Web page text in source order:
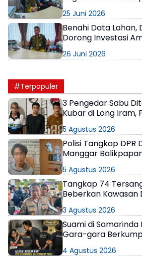
25 Juni 2026
Benahi Data Lahan,
Dorong Investasi
26 Juni 2026
#Terpopuler
3 Pengedar Sabu
Kubar di Long Iram,
5 Agustus 2026
Polisi Tangkap DPR
Manggar
5 Agustus 2026
Tangkap 74
Beberkan
3 Agustus 2026
Suami di Samarinda
Gara-gara
4 Agustus 2026